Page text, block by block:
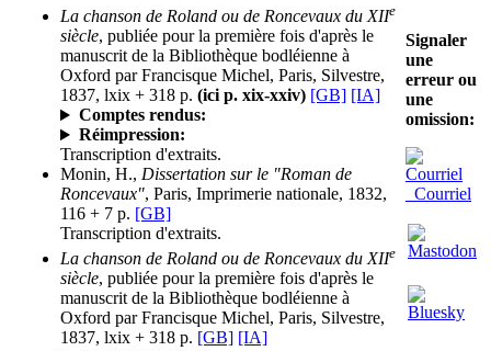
La chanson de Roland ou de Roncevaux du XIIe
siècle, publiée pour la première fois d'après le
manuscrit de la Bibliothèque bodléienne à
Oxford par Francisque Michel, Paris, Silvestre,
1837, lxix + 318 p. (ici p. xix-xxiv) [GB] [IA]
Comptes rendus:
Réimpression:
Transcription d'extraits.
Monin, H., Dissertation sur le "Roman de
Roncevaux", Paris, Imprimerie nationale, 1832,
116 + 7 p. [GB]
Transcription d'extraits.
La chanson de Roland ou de Roncevaux du XIIe
siècle, publiée pour la première fois d'après le
manuscrit de la Bibliothèque bodléienne à
Oxford par Francisque Michel, Paris, Silvestre,
1837, lxix + 318 p. [GB] [IA]
Signaler
une
erreur ou
une
omission:
Courriel